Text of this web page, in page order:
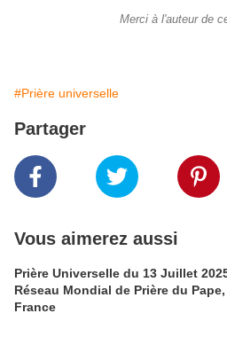
Merci à l'auteur de
#Prière universelle
Partager
Vous aimerez aussi
Prière Universelle du 13 Juillet
Réseau Mondial de Prière du Pape,
France